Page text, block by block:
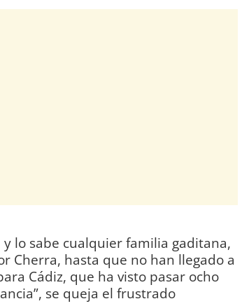
lo sabe cualquier familia gaditana,
Cherra, hasta que no han llegado a
Cádiz, que ha visto pasar ocho
se queja el frustrado